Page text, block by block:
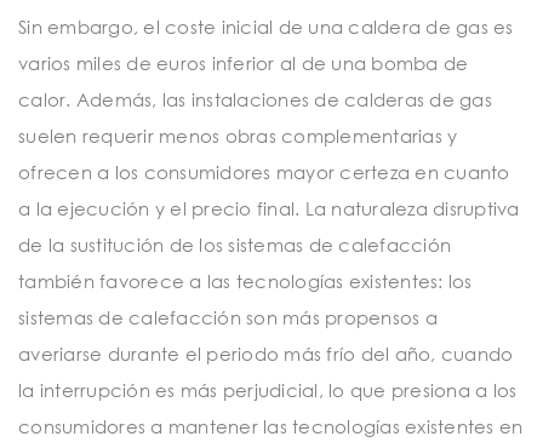
Sin embargo, el coste inicial de una caldera de gas es
varios miles de euros inferior al de una bomba de
calor. Además, las instalaciones de calderas de gas
suelen requerir menos obras complementarias y
ofrecen a los consumidores mayor certeza en cuanto
a la ejecución y el precio final. La naturaleza disruptiva
de la sustitución de los sistemas de calefacción
también favorece a las tecnologías existentes: los
sistemas de calefacción son más propensos a
averiarse durante el periodo más frío del año, cuando
la interrupción es más perjudicial, lo que presiona a los
consumidores a mantener las tecnologías existentes en